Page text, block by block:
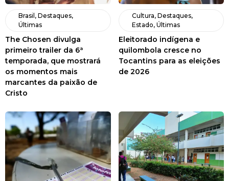
Brasil , Destaques,
Últimas
The Chosen divulga
primeiro trailer da 6ª
temporada, que mostrará
os momentos mais
marcantes da paixão de
Cristo
Cultura, Destaques,
Estado, Últimas
Eleitorado indígena e
quilombola cresce no
Tocantins para as eleições
de 2026